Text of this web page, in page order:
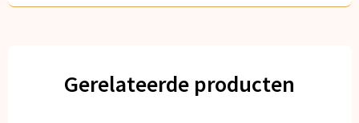
Gerelateerde producten